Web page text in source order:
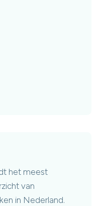
het meest
van
in Nederland.